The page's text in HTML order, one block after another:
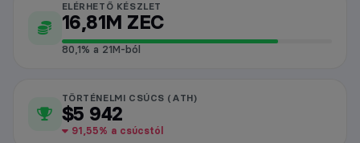
ELÉRHETŐ KÉSZLET
16,81M ZEC
80,1% a 21M-ból
TÖRTÉNELMI CSÚCS (ATH)
$5 942
91,55% a csúcstól